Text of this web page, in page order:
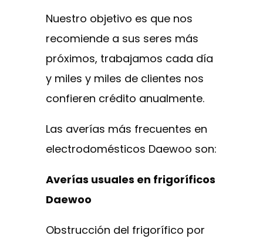
Nuestro objetivo es que nos
recomiende a sus seres más
próximos, trabajamos cada día
y miles y miles de clientes nos
confieren crédito anualmente.
Las averías más frecuentes en
electrodomésticos Daewoo son:
Averías usuales en frigoríficos
Daewoo
Obstrucción del frigorífico por